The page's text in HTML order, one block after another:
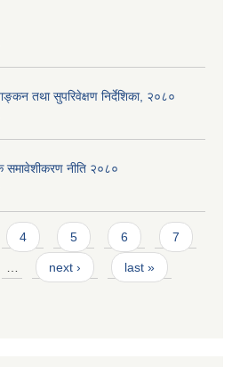
तथा सुपरिवेक्षण निर्देशिका, २०८०
समावेशीकरण नीति २०८०
4 5 6 7
next › last »